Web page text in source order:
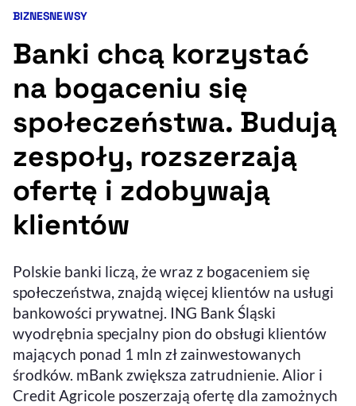
Ułatwienia dostępności wspierają:
Sprawdź, jak i dlaczego zwiększamy dostępność
Deklaracja dostępności, otwiera się w nowym oknie
Zgłoś problem
, otwiera się w
Kategorie artykułu:
BIZNESNEWSY
Banki chcą korzystać
na bogaceniu się
społeczeństwa. Budują
zespoły, rozszerzają
ofertę i zdobywają
klientów
Polskie banki liczą, że wraz z bogaceniem się
społeczeństwa, znajdą więcej klientów na usługi
bankowości prywatnej. ING Bank Śląski
wyodrębnia specjalny pion do obsługi klientów
mających ponad 1 mln zł zainwestowanych
środków. mBank zwiększa zatrudnienie. Alior i
Credit Agricole poszerzają ofertę dla zamożnych